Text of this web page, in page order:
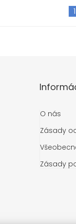
1
O nás
Zásady
Zásady